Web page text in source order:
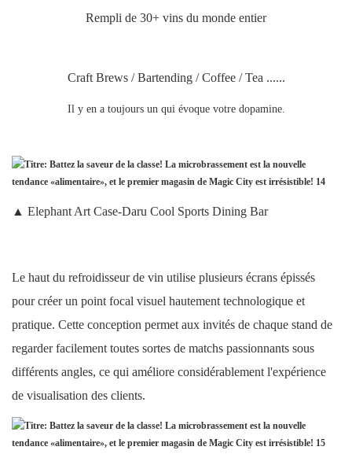
Rempli de 30+ vins du monde entier
Craft Brews / Bartending / Coffee / Tea ......
Il y en a toujours un qui évoque votre dopamine.
▲ Elephant Art Case-Daru Cool Sports Dining Bar
Le haut du refroidisseur de vin utilise plusieurs écrans épissés
pour créer un point focal visuel hautement technologique et
pratique. Cette conception permet aux invités de chaque stand de
regarder facilement toutes sortes de matchs passionnants sous
différents angles, ce qui améliore considérablement l'expérience
de visualisation des clients.